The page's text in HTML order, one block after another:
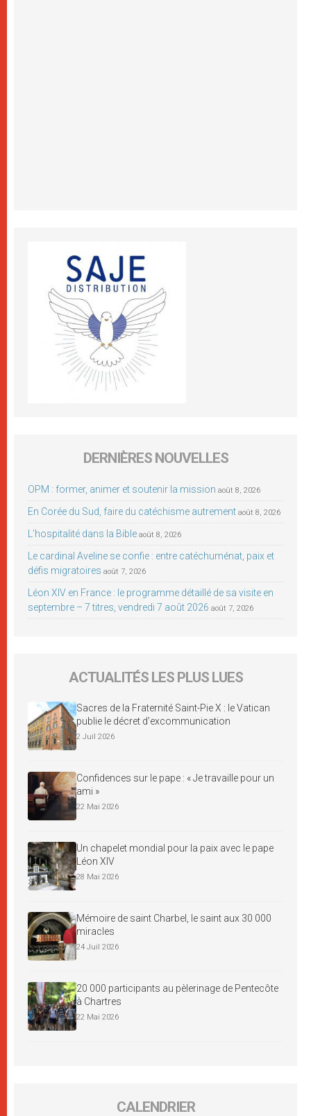
DERNIÈRES NOUVELLES
OPM : former, animer et soutenir la mission août 8, 2026
En Corée du Sud, faire du catéchisme autrement août 8, 2026
L’hospitalité dans la Bible août 8, 2026
Le cardinal Aveline se confie : entre catéchuménat, paix et
défis migratoires août 7, 2026
Léon XIV en France : le programme détaillé de sa visite en
septembre – 7 titres, vendredi 7 août 2026 août 7, 2026
ACTUALITÉS LES PLUS LUES
Sacres de la Fraternité Saint-Pie X : le Vatican
publie le décret d’excommunication
2 Juil 2026
Confidences sur le pape : « Je travaille pour un
ami »
22 Mai 2026
Un chapelet mondial pour la paix avec le pape
Léon XIV
28 Mai 2026
Mémoire de saint Charbel, le saint aux 30 000
miracles
24 Juil 2026
20 000 participants au pèlerinage de Pentecôte
à Chartres
22 Mai 2026
CALENDRIER